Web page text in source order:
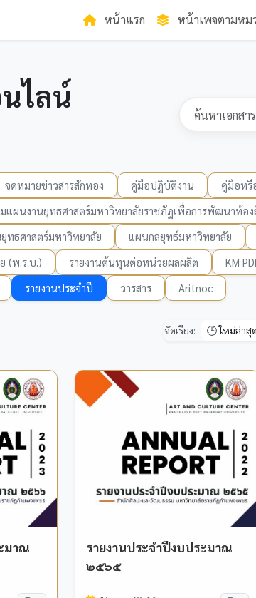
หน้าแรก หน้าเพจตามหม
ไลน์
จดหมายข่าวสารสักทอง คู่มือปฏิบัติงาน
คู่มือหรื
แผนงานยุทธศาสตร์มหาวิทยาลัยราชภัฏเพื่อการพัฒนาท้อ
ทธศาสตร์มหาวิทยาลัย แผนกลยุทธ์มหาวิทยาลัย
(พ.ร.บ.) รายงานต้นทุนต่อหน่วยผลผลิต KM
รายงานประจำปี วารสาร Aritnoc
จัดเรียง:
มาณ
รายงานประจำปีงบประมาณ
๒๕๖๕